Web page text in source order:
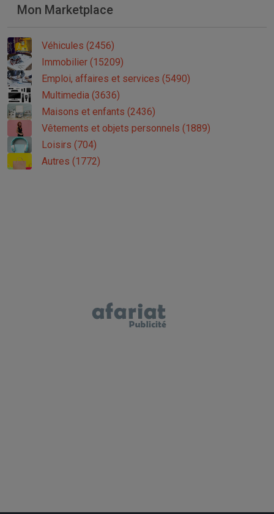
Mon Marketplace
Véhicules (2456)
Immobilier (15209)
Emploi, affaires et services (5490)
Multimedia (3636)
Maisons et enfants (2436)
Vêtements et objets personnels (1889)
Loisirs (704)
Autres (1772)